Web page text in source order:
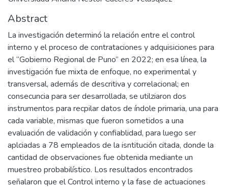
Abstract
La investigación determinó la relación entre el control
interno y el proceso de contrataciones y adquisiciones para
el “Gobierno Regional de Puno” en 2022; en esa línea, la
investigación fue mixta de enfoque, no experimental y
transversal, además de descritiva y correlacional; en
consecuncia para ser desarrollada, se utilziaron dos
instrumentos para recpilar datos de índole primaria, una para
cada variable, mismas que fueron sometidos a una
evaluación de validación y confiablidad, para luego ser
aplciadas a 78 empleados de la isntitución citada, donde la
cantidad de observaciones fue obtenida mediante un
muestreo probabilístico. Los resultados encontrados
señalaron que el Control interno y la fase de actuaciones